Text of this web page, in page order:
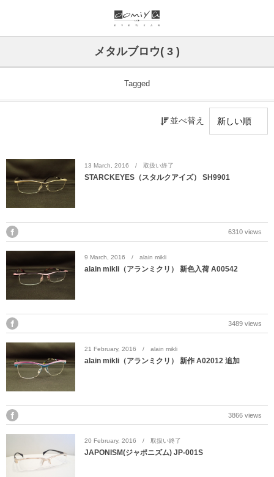
メタルブロウ( 3 )
Tagged
並べ替え
13 March 2016 取扱い終了
STARCKEYES（スタルクアイズ） SH9901
6310 views
9 March 2016 alain mikli
alain mikli（アランミクリ） 新色入荷 A00542
3489 views
21 February, 2016 alain mikli
alain mikli（アランミクリ） 新作 A02012 追加
3866 views
20 February, 2016 取扱い終了
JAPONISM(ジャポニズム) JP-001S
999.9
999.9 feelsun
alain mikli
chrome hearts
CHANEL
DITA
EYEVAN
EYEVAN7285
10EYEVAN
Eyevol
ウオッチサイト
アイウェアサイト